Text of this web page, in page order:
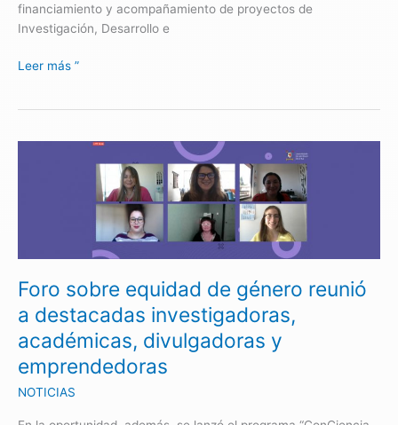
financiamiento y acompañamiento de proyectos de
Investigación, Desarrollo e
Leer más ”
Foro sobre equidad de género reunió
a destacadas investigadoras,
académicas, divulgadoras y
emprendedoras
NOTICIAS
destacadas
investigadoras,
académicas,
divulgadoras
y